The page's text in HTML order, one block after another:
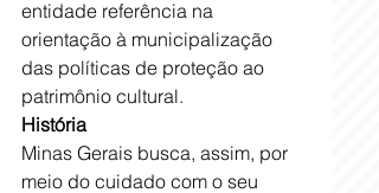
entidade referência na
orientação à municipalização
das políticas de proteção ao
patrimônio cultural.
História
Minas Gerais busca, assim, por
meio do cuidado com o seu